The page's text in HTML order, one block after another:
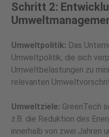
Schritt 2:
Umweltpolitik: Das
Umweltpolitik, die sich
Umweltbelastungen zu
relevanten
Umweltziele: GreenTech
z.B. die Reduktion des
innerhalb von zwei Jahren